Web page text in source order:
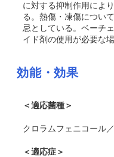
に対する抑制作用によ
る。熱傷・凍傷につい
忌としている。ベーチ
イド剤の使用が必要な
効能・効果
＜適応菌種＞
クロラムフェニコール
＜適応症＞